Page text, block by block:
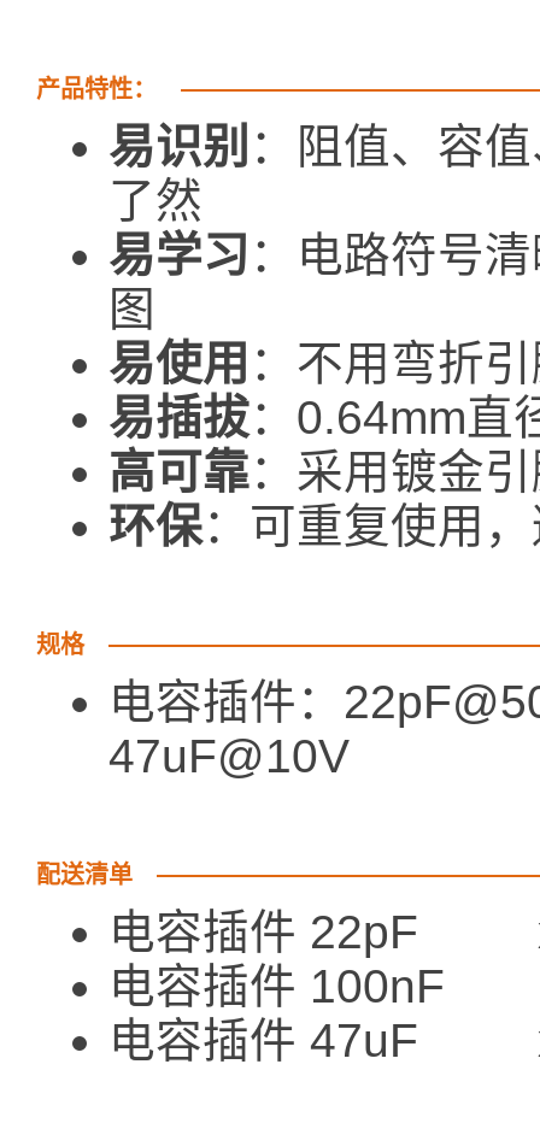
产品特性：
易识别 ：阻值、容
了然
易学习 ：电路符号
图
易使用 ：不用弯折
易插拔：0.64mm直
高可靠：采用镀金
环保：可重复使用
规格
电容插件：
47uF@10V
配送清单
电容插件 22pF
电容插件 100nF
电容插件 47uF